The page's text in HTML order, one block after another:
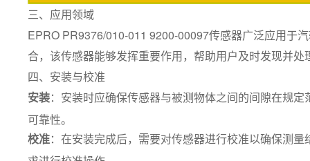
三、应用领域
EPRO PR9376/010-011 9200-00097传感器广泛应用于
合，该传感器能够发挥重要作用，帮助用户及时发现并
四、安装与校准
安装：安装时应确保传感器与被测物体之间的间隙在规
可靠性。
校准：在安装完成后，需要对传感器进行校准以确保测